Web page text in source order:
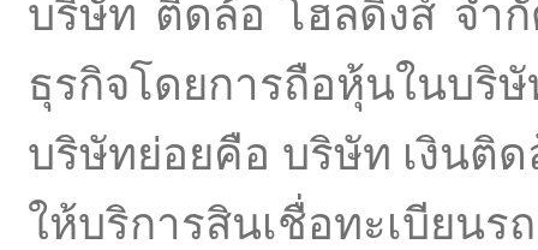
บริษัท ติดล้อ โฮลดิ้งส์ จำ
ธุรกิจโดยการถือหุ้นในบ
บริษัทย่อยคือ บริษัท เงินติ
ให้บริการสินเชื่อทะเบียน